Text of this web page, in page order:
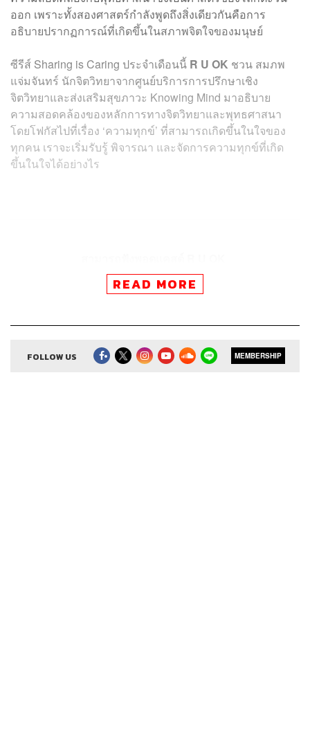
ออก เพราะทั้งสองศาสตร์กำลังพูดถึงสิ่งเดียวกันคือการ
อธิบายปรากฏการณ์ที่เกิดขึ้นในสภาพจิตใจของมนุษย์
ซีรีส์ Sharing is Caring ประจำเดือนนี้ R U OK ชวน สมภพ
แจ่มจันทร์ นักจิตวิทยาจากศูนย์บริการการปรึกษาเชิง
จิตวิทยาและส่งเสริมสุขภาวะ Knowing Mind มาอธิบาย
ความสอดคล้องของหลักการทางจิตวิทยาและพุทธศาสนา
โดยโฟกัสไปที่เรื่อง ‘ความทุกข์’ ที่สามารถเกิดขึ้นในใจของ
ทุกคน เราจะเริ่มรับรู้ พิจารณา และจัดการความทุกข์ที่เกิด
ขึ้นในใจได้อย่างไร
ผ่านแอปพลิเคชันต่างๆ ที่คุณสะดวกหรือใช้อยู่แล้วได้เลย
READ MORE
FOLLOW US MEMBERSHIP